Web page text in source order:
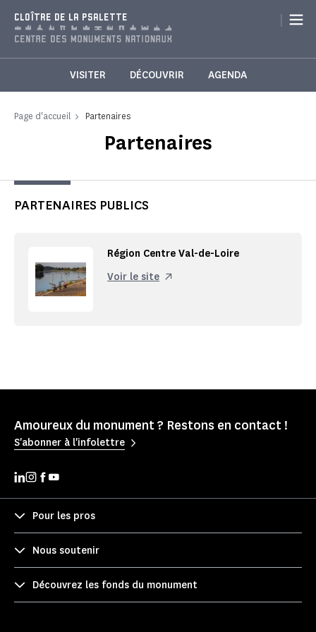
CLOÎTRE DE LA PSALETTE |
VISITER DÉCOUVRIR AGENDA
Page d'accueil Partenaires
Partenaires
PARTENAIRES PUBLICS
Région Centre Val-de-Loire
Voir le site
Amoureux du monument ? Restons en contact !
S'abonner à l'infolettre
Pour les pros
Nous soutenir
Découvrez les fonds du monument